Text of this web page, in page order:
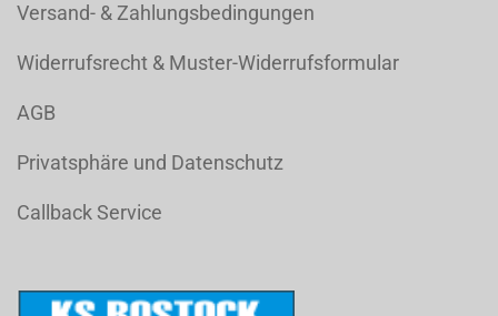
Versand- & Zahlungsbedingungen
Widerrufsrecht & Muster-Widerrufsformular
AGB
Privatsphäre und Datenschutz
Callback Service